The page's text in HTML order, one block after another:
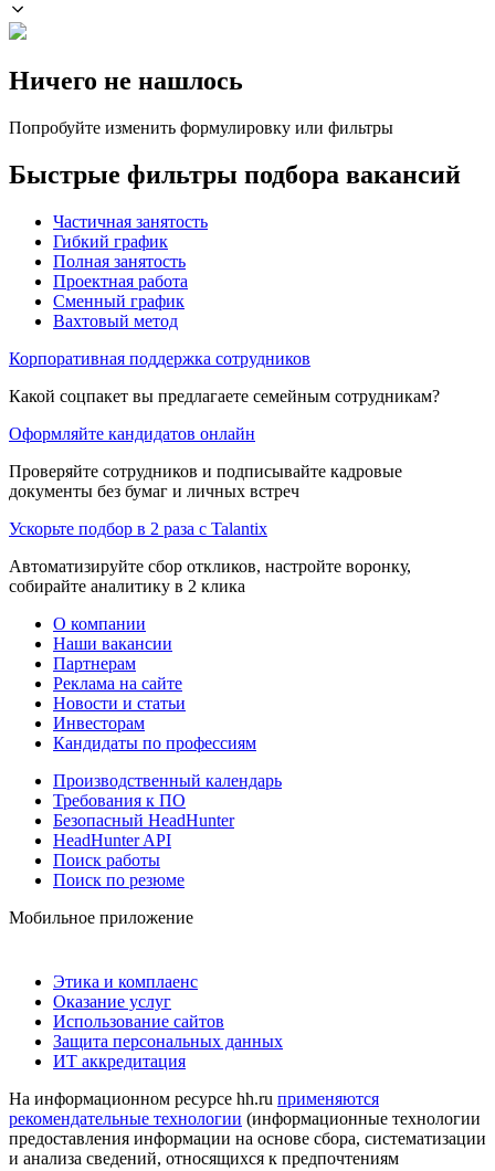
Ничего не нашлось
Попробуйте изменить формулировку или фильтры
Быстрые фильтры подбора вакансий
Частичная занятость
Гибкий график
Полная занятость
Проектная работа
Сменный график
Вахтовый метод
Корпоративная поддержка сотрудников
Какой соцпакет вы предлагаете семейным сотрудникам?
Оформляйте кандидатов онлайн
Проверяйте сотрудников и подписывайте кадровые
документы без бумаг и личных встреч
Ускорьте подбор в 2 раза с Talantix
Автоматизируйте сбор откликов, настройте воронку,
собирайте аналитику в 2 клика
О компании
Наши вакансии
Партнерам
Реклама на сайте
Новости и статьи
Инвесторам
Кандидаты по профессиям
Производственный календарь
Требования к ПО
Безопасный HeadHunter
HeadHunter API
Поиск работы
Поиск по резюме
Мобильное приложение
Этика и комплаенс
Оказание услуг
Использование сайтов
Защита персональных данных
ИТ аккредитация
На информационном ресурсе hh.ru применяются
рекомендательные технологии (информационные технологии
предоставления информации на основе сбора, систематизации
и анализа сведений, относящихся к предпочтениям